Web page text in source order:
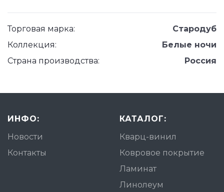
Торговая марка:
Стародуб
Коллекция:
Белые ночи
Страна производства:
Россия
ИНФО:
Новости
Контакты
КАТАЛОГ:
Кварц-винил
Ковровое покрытие
Ламинат
Линолеум